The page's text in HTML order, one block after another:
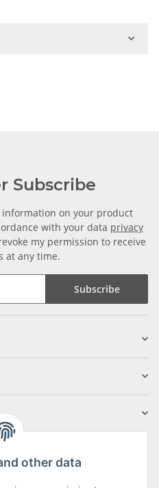
Subscribe
information on your product
with your data privacy
my permission to receive
at any time.
Subscribe
other data